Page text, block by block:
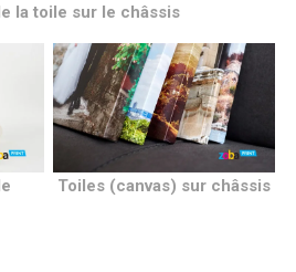
la toile sur le châssis
Toiles (canvas) sur châssis